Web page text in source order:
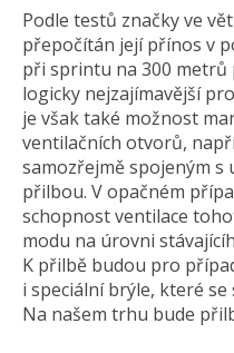
Podle testů značky ve
přepočítán její přínos v
při sprintu na 300 metrů
logicky nejzajímavější
je však také možnost
ventilačních otvorů,
samozřejmě spojeným s
přilbou. V opačném
schopnost ventilace
modu na úrovni
K přilbě budou pro
i speciální brýle, které
Na našem trhu bude